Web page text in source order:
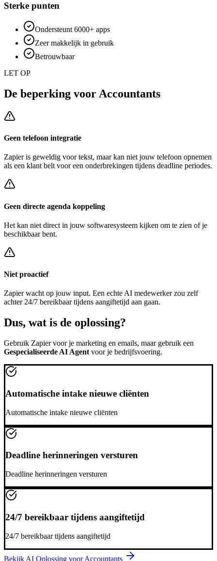
Sterke punten
Ondersteunt 6000+ apps
Zeer makkelijk in gebruik
Betrouwbaar
LET OP
De beperking voor Accountants
Geen telefoon integratie
Zapieris geweldig voor tekst, maar kan niet jouw telefoon opnemen
als een klant belt voor een onderbrekingen tijdens deadline periodes.
Geen directe agenda koppeling
Het kan niet direct in jouw softwaresysteem kijken om te zien of je
beschikbaar bent.
Niet proactief
Zapierwacht op jouw input. Een echte AI medewerker zou zelf
achter24/7 bereikbaar tijdens aangiftetijd aan gaan.
Dus, wat is de oplossing?
Gebruik Zapiervoor je marketing en emails, maar gebruik een
Gespecialiseerde AI Agent voor je bedrijfsvoering.
Automatische intake nieuwe cliënten
Automatische intake nieuwe cliënten
Deadline herinneringen versturen
Deadline herinneringen versturen
24/7 bereikbaar tijdens aangiftetijd
24/7 bereikbaar tijdens aangiftetijd
Bekijk AI Oplossing voorAccountants